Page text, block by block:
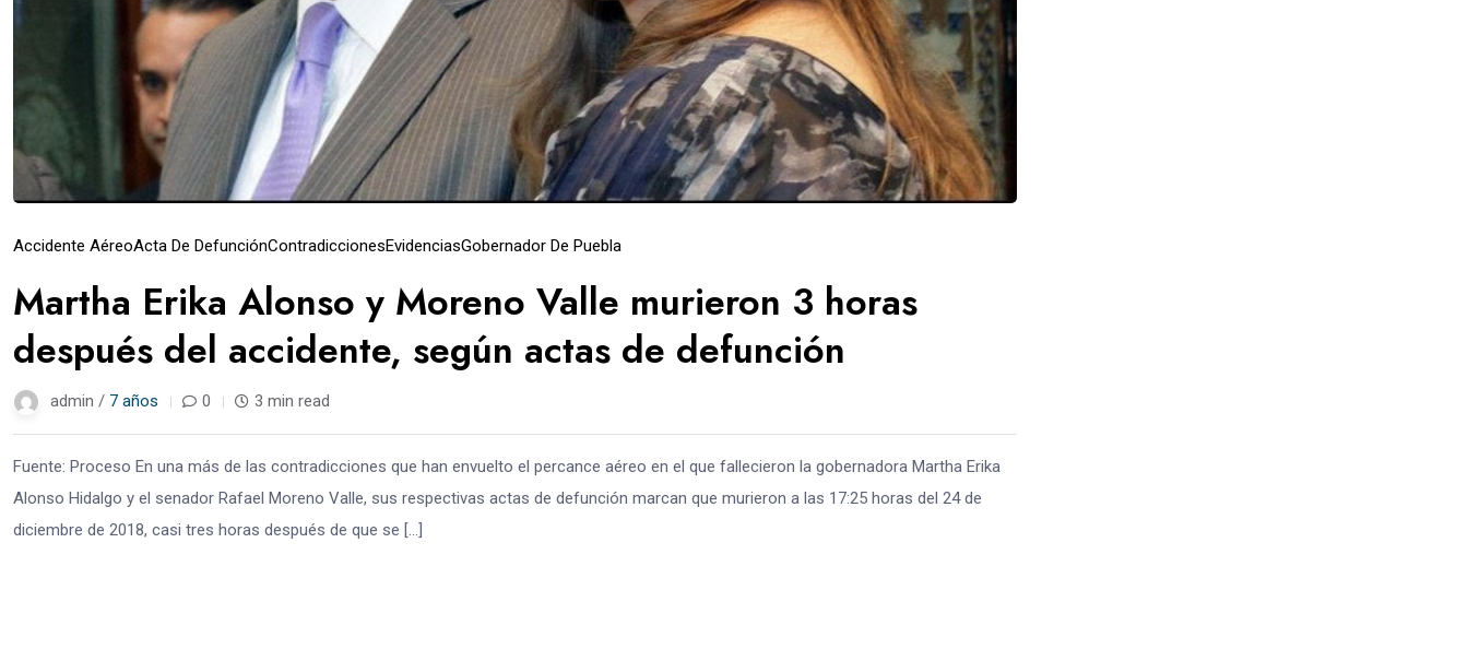
Accidente AéreoActa De DefunciónContradiccionesEvidenciasGobernador De Puebla
Martha Erika Alonso y Moreno Valle murieron 3 horas
después del accidente, según actas de defunción
admin / 7 años 0 3 min read
Fuente: Proceso En una más de las contradicciones que han envuelto el percance aéreo en el que fallecieron la gobernadora Martha Erika
Alonso Hidalgo y el senador Rafael Moreno Valle, sus respectivas actas de defunción marcan que murieron a las 17:25 horas del 24 de
diciembre de 2018, casi tres horas después de que se […]